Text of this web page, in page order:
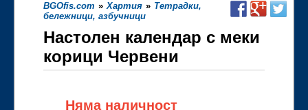
BGOfis.com » Хартия » Тетрадки,
бележници, азбучници
Настолен календар с меки
корици Червени
Няма наличност